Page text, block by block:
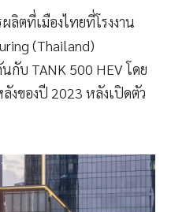
ลิตที่เมืองไทยที่โรงงาน
(Thailand)
นกับ TANK 500 HEV โดย
งของปี 2023 หลังเปิดตัว